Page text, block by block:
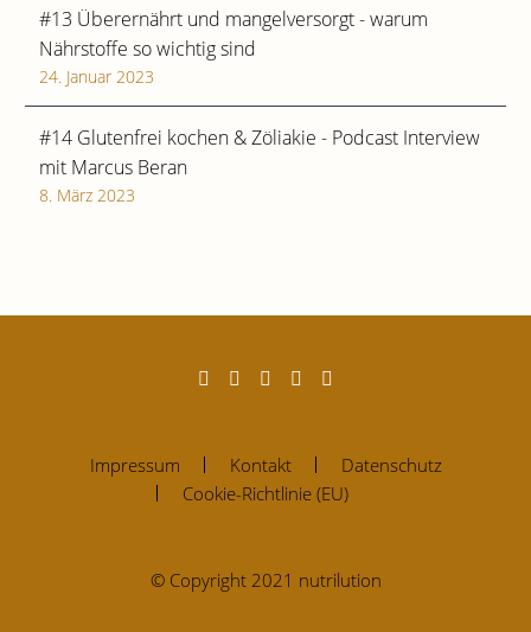
#13 Überernährt und mangelversorgt - warum
Nährstoffe so wichtig sind
24. Januar 2023
#14 Glutenfrei kochen & Zöliakie - Podcast Interview
mit Marcus Beran
8. März 2023
Impressum Kontakt
Datenschutz
Cookie-Richtlinie (EU)
© Copyright 2021 nutrilution